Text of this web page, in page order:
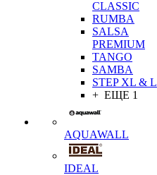
CLASSIC
RUMBA
SALSA
PREMIUM
TANGO
SAMBA
STEP XL & L
+ ЕЩЕ 1
AQUAWALL
IDEAL